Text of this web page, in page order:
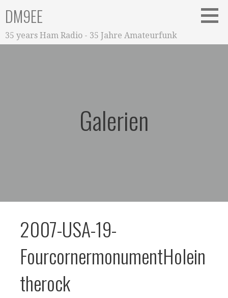
Inhalt
springen
DM9EE
35 years Ham Radio - 35 Jahre Amateurfunk
Galerien
2007-USA-19-
FourcornermonumentHolein
therock